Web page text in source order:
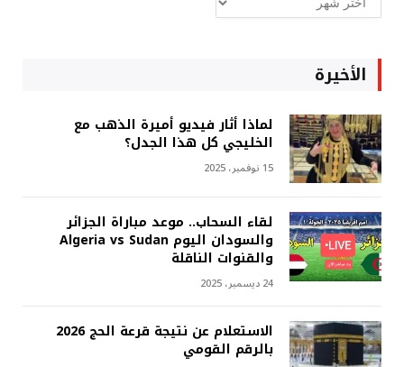
غربة
الأخيرة
لماذا أثار فيديو أميرة الذهب مع
الخليجي كل هذا الجدل؟
15 نوفمبر، 2025
لقاء السحاب.. موعد مباراة الجزائر
والسودان اليوم Algeria vs Sudan
والقنوات الناقلة
24 ديسمبر، 2025
الاستعلام عن نتيجة قرعة الحج 2026
بالرقم القومي